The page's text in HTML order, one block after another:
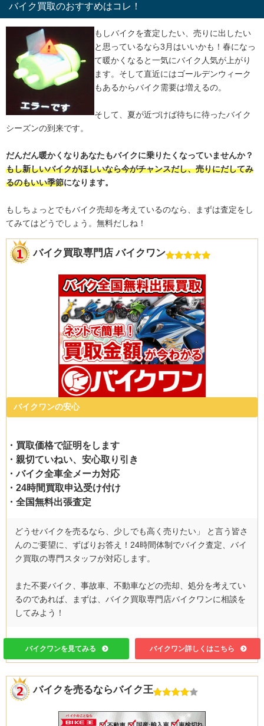
バイク買取のおすすめはコレ！
もしバイクを査定したい、売りに出したい
と思っているなら3月はいいかも！春になっ
て暖かくなると一気にバイク人気が上がり
ます。そして直近にはゴールデンウィーク
もあるからバイク需要は増えるの。
そして、夏が近づけば待ちに待ったバイク
シーズンの到来です。
だんだん暖かくなりあなたもバイクに乗りたくなっていませんか？
もし新しいバイクがほしいなら今がチャンスだし、売りにだしてみ
るのもいい季節になります。
もしちょっとでもバイク売却を考えているのなら、まずは査定をし
てみてはどうでしょう。無料だしね！
バイク買取専門店 バイクワン
バイクワンの安心
・買取価格で証明をします
・親切ていねい、安心取り引き
・バイク全車全メーカ対応
・24時間買取申込受け付け
・全国無料出張査定
どうせバイクを売るなら、少しでも高く売りたい」 と言う皆さ
んのご要望に、ずばりお答え！24時間体制でバイク査定、バイ
ク買取の専門スタッフが対応します。
また不要バイク、事故車、不動車などの売却、処分を考えてい
るのであれば、まずは、バイク買取専門店バイクワンに相談を
してみよう！
バイクワンを見てみる バイクワン詳しくはこちら
バイクを売るならバイク王